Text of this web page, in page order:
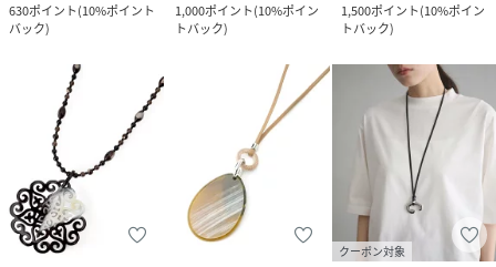
630ポイント(10%ポイント
バック)
1,000ポイント(10%ポイン
トバック)
1,500ポイント(10%ポイン
トバック)
クーポン対象